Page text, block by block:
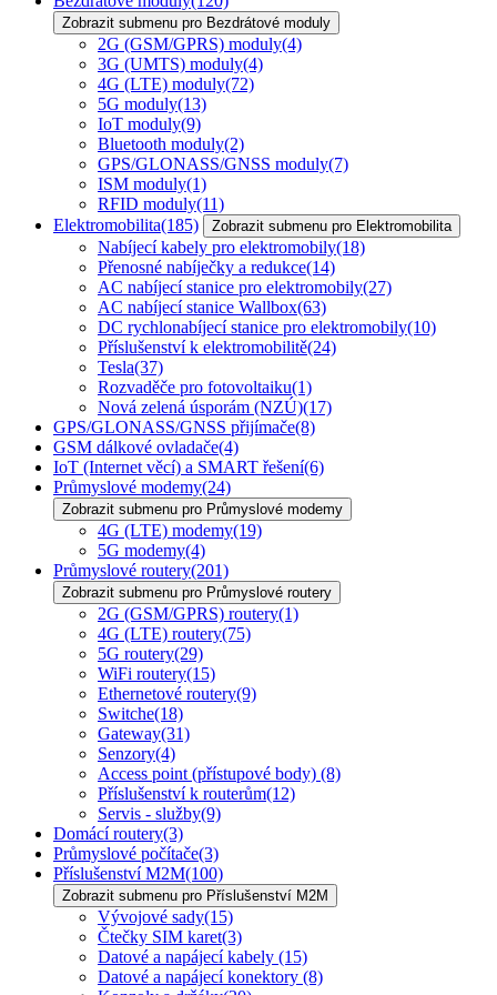
Zobrazit submenu pro Bezdrátové moduly
2G (GSM/GPRS) moduly(4)
3G (UMTS) moduly(4)
4G (LTE) moduly(72)
5G moduly(13)
IoT moduly(9)
Bluetooth moduly(2)
GPS/GLONASS/GNSS moduly(7)
ISM moduly(1)
RFID moduly(11)
Elektromobilita(185) Zobrazit submenu pro Elektromobilita
Nabíjecí kabely pro elektromobily(18)
Přenosné nabíječky a redukce(14)
AC nabíjecí stanice pro elektromobily(27)
AC nabíjecí stanice Wallbox(63)
DC rychlonabíjecí stanice pro elektromobily(10)
Příslušenství k elektromobilitě(24)
Tesla(37)
Rozvaděče pro fotovoltaiku(1)
Nová zelená úsporám (NZÚ)(17)
GPS/GLONASS/GNSS přijímače(8)
GSM dálkové ovladače(4)
IoT (Internet věcí) a SMART řešení(6)
Průmyslové modemy(24)
Zobrazit submenu pro Průmyslové modemy
4G (LTE) modemy(19)
5G modemy(4)
Průmyslové routery(201)
Zobrazit submenu pro Průmyslové routery
2G (GSM/GPRS) routery(1)
4G (LTE) routery(75)
5G routery(29)
WiFi routery(15)
Ethernetové routery(9)
Switche(18)
Gateway(31)
Senzory(4)
Access point (přístupové body) (8)
Příslušenství k routerům(12)
Servis - služby(9)
Domácí routery(3)
Průmyslové počítače(3)
Příslušenství M2M(100)
Zobrazit submenu pro Příslušenství M2M
Vývojové sady(15)
Čtečky SIM karet(3)
Datové a napájecí kabely (15)
Datové a napájecí konektory (8)